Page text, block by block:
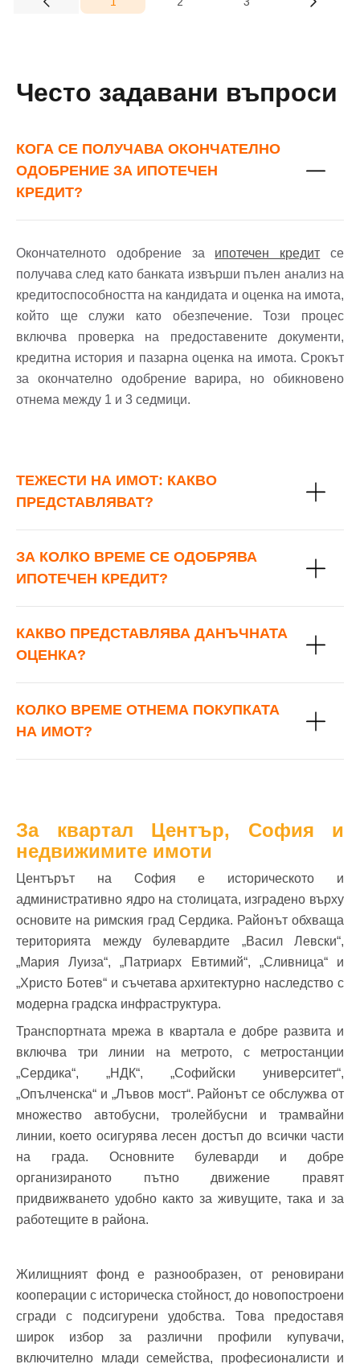
Парола
Вход
или използвай профил
(current)
Често задавани въпроси
КОГА СЕ ПОЛУЧАВА ОКОНЧАТЕЛНО
ОДОБРЕНИЕ ЗА ИПОТЕЧЕН
КРЕДИТ?
Окончателното одобрение за ипотечен кредит се
получава след като банката извърши пълен анализ на
кредитоспособността на кандидата и оценка на имота,
който ще служи като обезпечение. Този процес
включва проверка на предоставените документи,
кредитна история и пазарна оценка на имота. Срокът
за окончателно одобрение варира, но обикновено
отнема между 1 и 3 седмици.
ТЕЖЕСТИ НА ИМОТ: КАКВО
ПРЕДСТАВЛЯВАТ?
ЗА КОЛКО ВРЕМЕ СЕ ОДОБРЯВА
ИПОТЕЧЕН КРЕДИТ?
КАКВО ПРЕДСТАВЛЯВА ДАНЪЧНАТА
ОЦЕНКА?
КОЛКО ВРЕМЕ ОТНЕМА ПОКУПКАТА
НА ИМОТ?
За квартал Център, София и
недвижимите имоти
Центърът на София е историческото и
административно ядро на столицата, изградено върху
основите на римския град Сердика. Районът обхваща
територията между булевардите „Васил Левски“,
„Мария Луиза“, „Патриарх Евтимий“, „Сливница“ и
„Христо Ботев“ и съчетава архитектурно наследство с
модерна градска инфраструктура.
Транспортната мрежа в квартала е добре развита и
включва три линии на метрото, с метростанции
„Сердика“, „НДК“, „Софийски университет“,
„Опълченска“ и „Лъвов мост“. Районът се обслужва от
множество автобусни, тролейбусни и трамвайни
линии, което осигурява лесен достъп до всички части
на града. Основните булеварди и добре
организираното пътно движение правят
придвижването удобно както за живущите, така и за
работещите в района.
Жилищният фонд е разнообразен, от реновирани
кооперации с историческа стойност, до новопостроени
сгради с подсигурени удобства. Това предоставя
широк избор за различни профили купувачи,
включително млади семейства, професионалисти и